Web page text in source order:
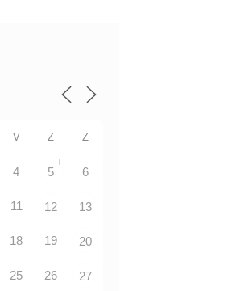
V Z Z
4 5
+
6
11 12 13
18 19 20
25 26 27